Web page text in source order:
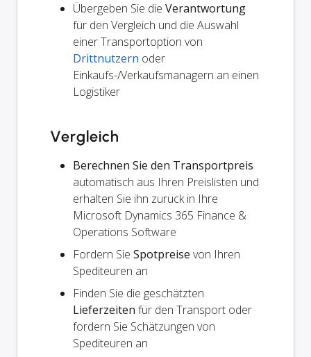
Übergeben Sie die Verantwortung
für den Vergleich und die Auswahl
einer Transportoption von
Drittnutzern oder
Einkaufs-/Verkaufsmanagern an einen
Logistiker
Vergleich
Berechnen Sie den Transportpreis
automatisch aus Ihren Preislisten und
erhalten Sie ihn zurück in Ihre
Microsoft Dynamics 365 Finance &
Operations Software
Fordern Sie Spotpreise von Ihren
Spediteuren an
Finden Sie die geschätzten
Lieferzeiten für den Transport oder
fordern Sie Schätzungen von
Spediteuren an